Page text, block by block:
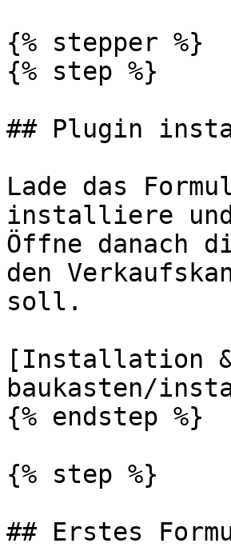
{% stepper %}
{% step %}
## Plugin
Lade das
installiere und
Öffne danach
den
soll.
[Installation
baukasten/
{% endstep %}
{% step %}
## Erstes